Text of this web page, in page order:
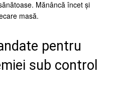
Mănâncă încet și
masă.
pentru
sub control